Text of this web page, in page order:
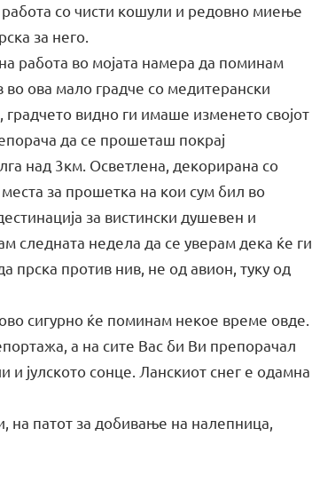
со чисти кошули и редовно миење
за него.
работа во мојата намера да поминам
ова мало градче со медитерански
видно ги имаше изменето својот
да се прошеташ покрај
над 3км. Осветлена, декорирана со
за прошетка на кои сум бил во
за вистински душевен и
следната недела да се уверам дека ќе ги
прска против нив, не од авион, туку од
сигурно ќе поминам некое време овде.
а на сите Вас би Ви препорачал
и јулското сонце. Ланскиот снег е одамна
на патот за добивање на налепница,